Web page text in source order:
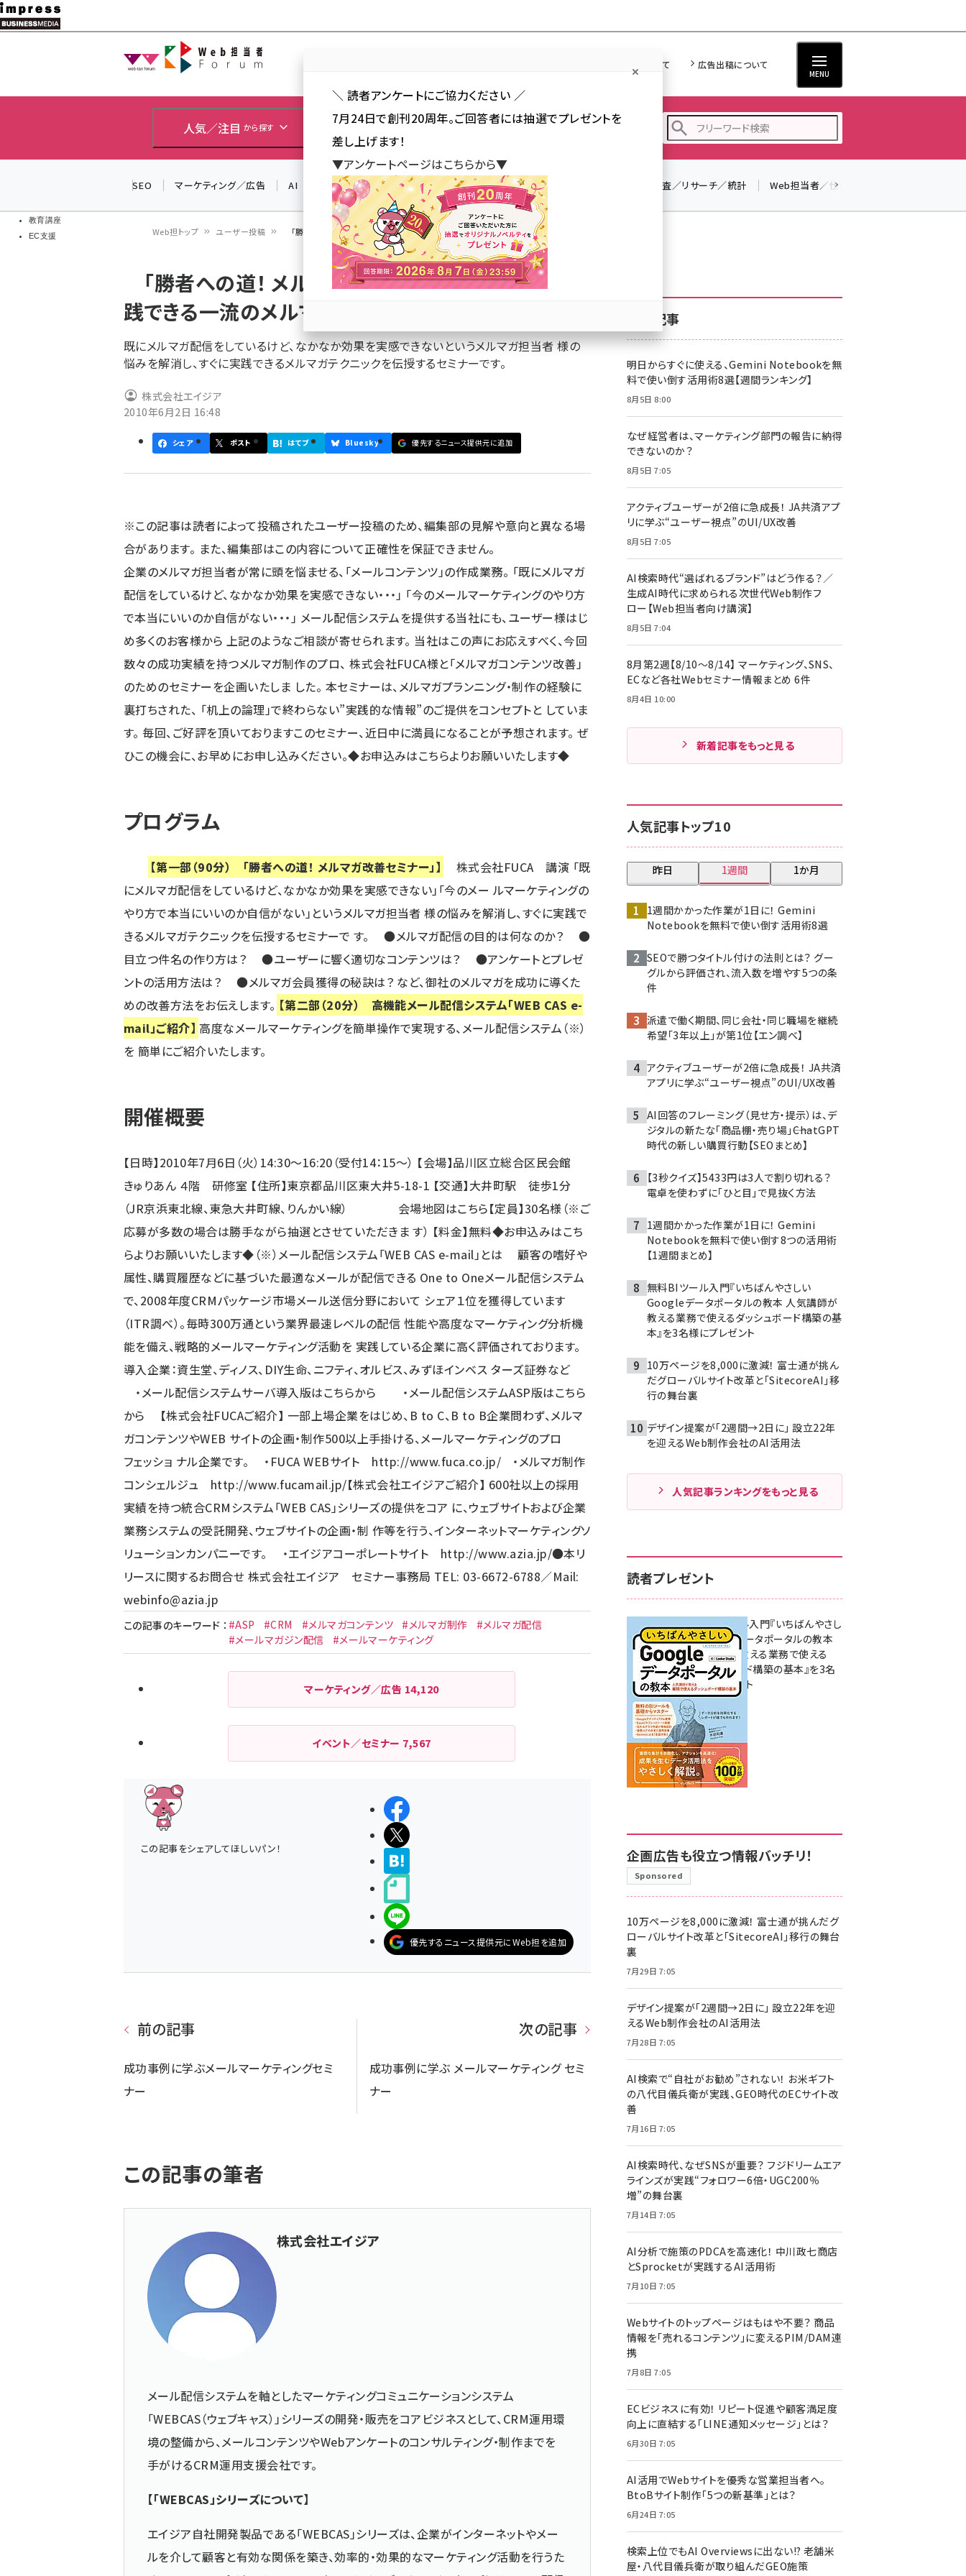
メ
イ
教育講座
EC支援
Web担当者Forum
Web担について 広告出稿について
MENU
人気／注目 から探す カテゴリ／種別 から探す セミナー／イベント から探す
z世代 (1617)
meo (1274)
SEO マーケティング／広告 AI SNS アクセス解析／データ分析 サイト制作／デザイン 調査／リサーチ／統計 Web担当者／仕事
く
ず
Web担トップ ユーザー投稿 「勝者への道！ メルマガ改善セミナー」―すぐに実践できる一流のメルマガテクニックとは…！―
「勝者への道！ メルマガ改善セミナー」―すぐに実
践できる一流のメルマガテクニックとは…！―
既にメルマガ配信をしているけど、なかなか効果を実感できないというメルマガ担当者 様の
悩みを解消し、すぐに実践できるメルマガテクニックを伝授するセミナーです。
株式会社エイジア
2010年6月2日 16:48
シェア ポスト はてブ Bluesky 優先するニュース提供元に追加
※この記事は読者によって投稿されたユーザー投稿のため、編集部の見解や意向と異なる場
合があります。 また、編集部はこの内容について正確性を保証できません。
企業のメルマガ担当者が常に頭を悩ませる、「メールコンテンツ」の作成業務。 「既にメルマガ
配信をしているけど、なかなか効果を実感できない・・・」 「今のメールマーケティングのやり方
で本当にいいのか自信がない・・・」 メール配信システムを提供する当社にも、ユーザー様はじ
め多くのお客様から 上記のようなご相談が寄せられます。 当社はこの声にお応えすべく、今回
数々の成功実績を持つメルマガ制作のプロ、 株式会社FUCA様と「メルマガコンテンツ改善」
のためのセミナーを企画いたしま した。 本セミナーは、メルマガプランニング・制作の経験に
裏打ちされた、 「机上の論理」で終わらない”実践的な情報”のご提供をコンセプトと していま
す。 毎回、ご好評を頂いておりますこのセミナー、近日中に満員になることが予想されます。 ぜ
ひこの機会に、お早めにお申し込みください。◆お申込みはこちらよりお願いいたします◆
プログラム
【第一部（90分） 「勝者への道！ メルマガ改善セミナー」】
株式会社FUCA 講演 「既
にメルマガ配信をしているけど、なかなか効果を実感できない」「今のメー ルマーケティングの
やり方で本当にいいのか自信がない」というメルマガ担当者 様の悩みを解消し、すぐに実践で
きるメルマガテクニックを伝授するセミナーで す。 ●メルマガ配信の目的は何なのか？ ●
目立つ件名の作り方は？ ●ユーザーに響く適切なコンテンツは？ ●アンケートとプレゼ
ントの活用方法は？ ●メルマガ会員獲得の秘訣は？ など、御社のメルマガを成功に導くた
めの改善方法をお伝えします。 【第二部（20分） 高機能メール配信システム「WEB CAS e-
mail」ご紹介】 高度なメールマーケティングを簡単操作で実現する、メール配信システム（※）
を 簡単にご紹介いたします。
開催概要
【日時】2010年7月6日（火）14:30～16:20（受付14：15～） 【会場】品川区立総合区民会館
きゅりあん ４階 研修室 【住所】東京都品川区東大井5-18-1 【交通】大井町駅 徒歩1分
（JR京浜東北線、東急大井町線、りんかい線） 会場地図はこちら【定員】30名様（※ご
応募が多数の場合は勝手ながら抽選とさせていただきま す） 【料金】無料◆お申込みはこち
らよりお願いいたします◆ （※）メール配信システム「WEB CAS e-mail」とは 顧客の嗜好や
属性、購買履歴などに基づいた最適なメールが配信できる One to Oneメール配信システム
で、2008年度CRMパッケージ市場メール送信分野において シェア１位を獲得しています
（ITR調べ）。毎時300万通という業界最速レベルの配信 性能や高度なマーケティング分析機
能を備え、戦略的メールマーケティング活動を 実践している企業に高く評価されております。
導入企業：資生堂、ディノス、DIY生命、ニフティ、オルビス、みずほインベス ターズ証券など
・メール配信システムサーバ導入版はこちらから ・メール配信システムASP版はこちら
から 【株式会社FUCAご紹介】 一部上場企業をはじめ、B to C、B to B企業問わず、メルマ
ガコンテンツやWEB サイトの企画・制作500以上手掛ける、メールマーケティングのプロ
フェッショ ナル企業です。 ・FUCA WEBサイト http://www.fuca.co.jp/ ・メルマガ制作
コンシェルジュ http://www.fucamail.jp/【株式会社エイジアご紹介】 600社以上の採用
実績を持つ統合CRMシステム「WEB CAS」シリーズの提供をコア に、ウェブサイトおよび企業
業務システムの受託開発、ウェブサイトの企画・制 作等を行う、インターネットマーケティングソ
リューションカンパニーです。 ・エイジアコーポレートサイト http://www.azia.jp/●本リ
リースに関するお問合せ 株式会社エイジア セミナー事務局 TEL: 03-6672-6788／Mail:
webinfo@azia.jp
この記事のキーワード ： #ASP #CRM #メルマガコンテンツ #メルマガ制作
#メルマガ配信
#メールマガジン配信
#メールマーケティング
マーケティング／広告 14,120
イベント／セミナー 7,567
この記事をシェアしてほしいパン！
シェアする
ポストする
LINEで送る
優先するニュース提供元にWeb担を追加
前の記事
成功事例に学ぶメールマーケティングセミ
ナー
次の記事
成功事例に学ぶ メールマーケティング セミ
ナー
この記事の筆者
株式会社エイジア
メール配信システムを軸としたマーケティングコミュニケーションシステム
「WEBCAS（ウェブキャス）」シリーズの開発・販売をコアビジネスとして、CRM運用環
境の整備から、メールコンテンツやWebアンケートのコンサルティング・制作までを
手がけるCRM運用支援会社です。
【「WEBCAS」シリーズについて】
エイジア自社開発製品である「WEBCAS」シリーズは、企業がインターネットやメー
ルを介して顧客と有効な関係を築き、効率的・効果的なマーケティング活動を行うた
新着記事
明日からすぐに使える、Gemini Notebookを無
料で使い倒す活用術8選【週間ランキング】
8月5日 8:00
なぜ経営者は、マーケティング部門の報告に納得
できないのか？
8月5日 7:05
アクティブユーザーが2倍に急成長！ JA共済アプ
リに学ぶ“ユーザー視点”のUI/UX改善
8月5日 7:05
AI検索時代“選ばれるブランド”はどう作る？／
生成AI時代に求められる次世代Web制作フ
ロー【Web担当者向け講演】
8月5日 7:04
8月第2週【8/10～8/14】 マーケティング、SNS、
ECなど各社Webセミナー情報まとめ 6件
8月4日 10:00
新着記事をもっと見る
人気記事トップ10
昨日 1週間 1か月
1週間かかった作業が1日に！ Gemini
Notebookを無料で使い倒す活用術8選
SEOで勝つタイトル付けの法則とは？ グー
グルから評価され、流入数を増やす5つの条
件
派遣で働く期間、同じ会社・同じ職場を継続
希望「3年以上」が第1位【エン調べ】
アクティブユーザーが2倍に急成長！ JA共済
アプリに学ぶ“ユーザー視点”のUI/UX改善
AI回答のフレーミング（見せ方・提示）は、デ
ジタルの新たな「商品棚・売り場」――ChatGPT
時代の新しい購買行動【SEOまとめ】
【3秒クイズ】5433円は3人で割り切れる？
電卓を使わずに「ひと目」で見抜く方法
1週間かかった作業が1日に！ Gemini
Notebookを無料で使い倒す8つの活用術
【1週間まとめ】
無料BIツール入門『いちばんやさしい
Googleデータポータルの教本 人気講師が
教える業務で使えるダッシュボード構築の基
本』を3名様にプレゼント
10万ページを8,000に激減！ 富士通が挑ん
だグローバルサイト改革と「SitecoreAI」移
行の舞台裏
デザイン提案が「2週間→2日に」 設立22年
を迎えるWeb制作会社のAI活用法
人気記事ランキングをもっと見る
読者プレゼント
無料BIツール入門『いちばんやさし
いGoogleデータポータルの教本
人気講師が教える業務で使える
ダッシュボード構築の基本』を3名
様にプレゼント
7月31日 10:00
企画広告も役立つ情報バッチリ！
Sponsored
10万ページを8,000に激減！ 富士通が挑んだグ
ローバルサイト改革と「SitecoreAI」移行の舞台
裏
7月29日 7:05
デザイン提案が「2週間→2日に」 設立22年を迎
えるWeb制作会社のAI活用法
7月28日 7:05
AI検索で“自社がお勧め”されない！ お米ギフト
の八代目儀兵衛が実践、GEO時代のECサイト改
善
7月16日 7:05
AI検索時代、なぜSNSが重要？ フジドリームエア
ラインズが実践“フォロワー6倍・UGC200％
増”の舞台裏
7月14日 7:05
AI分析で施策のPDCAを高速化！ 中川政七商店
とSprocketが実践するAI活用術
7月10日 7:05
Webサイトのトップページはもはや不要？ 商品
情報を「売れるコンテンツ」に変えるPIM/DAM連
携
7月8日 7:05
ECビジネスに有効！ リピート促進や顧客満足度
向上に直結する「LINE通知メッセージ」とは？
6月30日 7:05
AI活用でWebサイトを優秀な営業担当者へ。
BtoBサイト制作「5つの新基準」とは？
6月24日 7:05
検索上位でもAI Overviewsに出ない!? 老舗米
屋・八代目儀兵衛が取り組んだGEO施策
＼ 読者アンケートにご協力ください ／
7月24日で創刊20周年。ご回答者には抽選でプレゼントを
差し上げます！
▼アンケートページはこちらから▼